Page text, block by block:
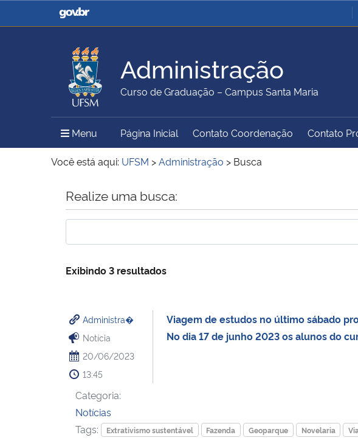
Casa Civil
Ministério da Justiça e
Ministério da
Ministério da Agricultura,
Pecuária e Abastecimento
Ministério da Educação
Ministério do Meio Ambiente Ministério do Turismo
Ministério do
Administração
Curso de Graduação – Campus Santa Maria
Menu Menu Principal do Sítio
Página Inicial Contato Coordenação Contato
Você está aqui: UFSM >Administração > Busca
Início do conteúdo
Realize uma busca:
Exibindo 3 resultados
Administra�
Notícia
20/06/2023
13:45
Viagem de estudos no último sábado
No dia 17 de junho 2023 os alunos do
Categoria:
Notícias
Tags:
Extrativismo sustentável Fazenda Geoparque Novelaria